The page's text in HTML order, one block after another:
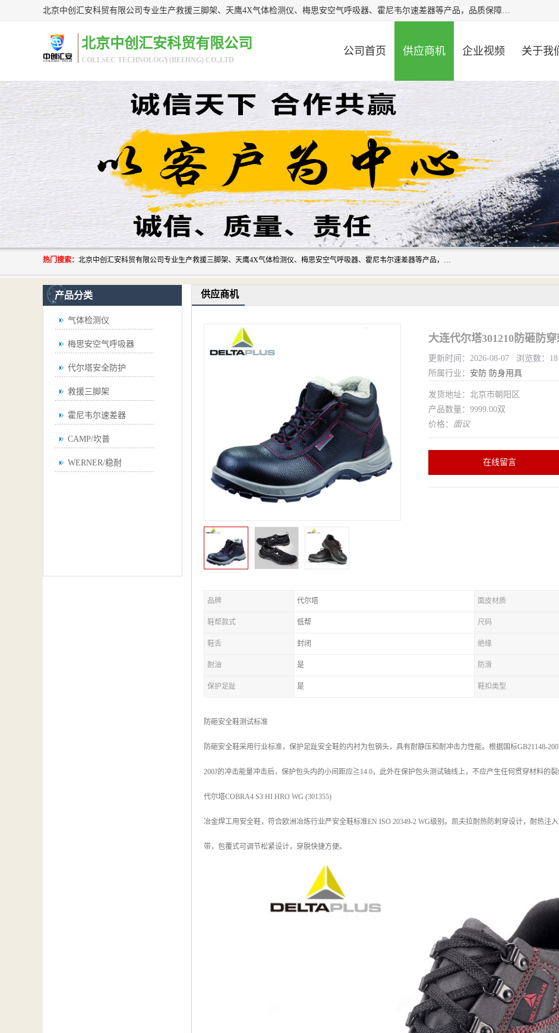
北京中创汇安科贸有限公司专业生产救援三脚架、天鹰4X气体检测仪、梅思安空气呼吸器、霍尼韦尔速差器等产品，品质保障，价格合理，欢迎在线致电咨询。
北京中创汇安科贸有限公司
COLLSEC TECHNOLOGY(BEIJING) CO.,LTD
公司首页 供应商机 企业视频 关于我们
热门搜索： 北京中创汇安科贸有限公司专业生产救援三脚架、天鹰4X气体检测仪、梅思安空气呼吸器、霍尼韦尔速差器等产品，品质保障，价格合理，欢迎在线致电咨询。
产品分类
气体检测仪
梅思安空气呼吸器
代尔塔安全防护
救援三脚架
霍尼韦尔速差器
CAMP/坎普
WERNER/稳耐
供应商机
大连代尔塔301210防砸防
更新时间：2026-08-07 浏览数：
所属行业： 安防 防身用具
发货地址：北京市朝阳区
产品数量：9999.00双
价格： 面议
在线留言
品牌 代尔塔 面皮材质
鞋帮款式 低帮 尺码
鞋舌 封闭 绝缘
耐油 是 防滑
保护足趾 是 鞋扣类型
防砸安全鞋测试标准
防砸安全鞋采用行业标准，保护足趾安全鞋的内衬为包钢头，具有耐静压和耐冲击力性能。根据国标GB21148-
200J的冲击能量冲击后，保护包头内的小间距应≧14.0，此外在保护包头测试轴线上，不应产生任何贯穿材料的裂
代尔塔COBRA4 S3 HI HRO WG (301355)
冶金焊工用安全鞋，符合欧洲冶炼行业严安全鞋标准EN ISO 20349-2 WG级别。凯夫拉耐热防刺穿设计，耐热注
带，包覆式可调节松紧设计，穿脱快捷方便。